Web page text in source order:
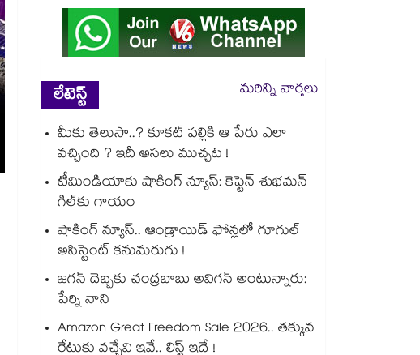
లేటెస్ట్
మరిన్ని వార్తలు
మీకు తెలుసా..? కూకట్ పల్లికి ఆ పేరు ఎలా
వచ్చింది ? ఇదీ అసలు ముచ్చట !
టీమిండియాకు షాకింగ్ న్యూస్: కెప్టెన్ శుభమన్
గిల్‎కు గాయం
షాకింగ్ న్యూస్.. ఆండ్రాయిడ్ ఫోన్లలో గూగుల్
అసిస్టెంట్ కనుమరుగు !
జగన్ దెబ్బకు చంద్రబాబు అవిగన్ అంటున్నారు:
పేర్ని నాని
Amazon Great Freedom Sale 2026.. తక్కువ
రేటుకు వచ్చేవి ఇవే.. లిస్ట్ ఇదే !